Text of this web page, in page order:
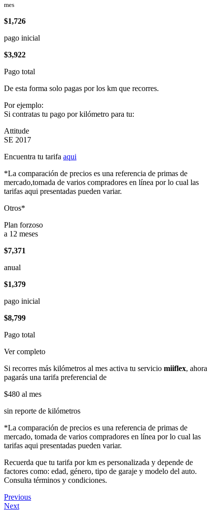
mes
$1,726
pago inicial
$3,922
Pago total
De esta forma solo pagas por los km que recorres.
Por ejemplo:
Si contratas tu pago por kilómetro para tu:
Attitude
SE 2017
Encuentra tu tarifa aqui
*La comparación de precios es una referencia de primas de
mercado,tomada de varios compradores en línea por lo cual las
tarifas aqui presentadas pueden variar.
Otros*
Plan forzoso
a 12 meses
$7,371
anual
$1,379
pago inicial
$8,799
Pago total
Ver completo
Si recorres más kilómetros al mes activa tu servicio miiflex, ahora
pagarás una tarifa preferencial de
$480 al mes
sin reporte de kilómetros
*La comparación de precios es una referencia de primas de
mercado, tomada de varios compradores en línea por lo cual las
tarifas aqui presentadas pueden variar.
Recuerda que tu tarifa por km es personalizada y depende de
factores como: edad, género, tipo de garaje y modelo del auto.
Consulta términos y condiciones.
Previous
Next